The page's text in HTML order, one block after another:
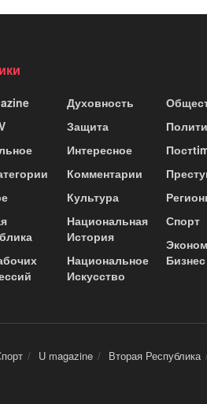
Духовность
Защита
Интересное
Комментарии
Культура
Национальная
История
Национальное
Искусство
Спорт
Бизнес
U magazine Вторая Республика